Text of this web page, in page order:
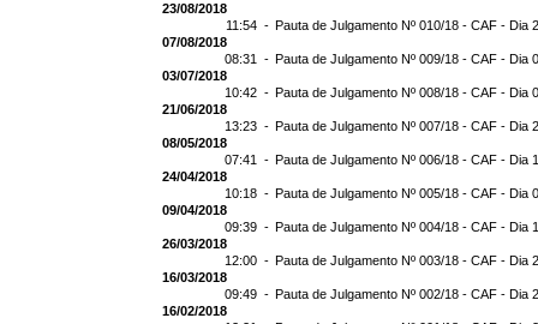
23/08/2018
11:54 - Pauta de Julgamento Nº 010/18 - CAF - Dia
07/08/2018
08:31 - Pauta de Julgamento Nº 009/18 - CAF - Dia
03/07/2018
10:42 - Pauta de Julgamento Nº 008/18 - CAF - Dia
21/06/2018
13:23 - Pauta de Julgamento Nº 007/18 - CAF - Dia
08/05/2018
07:41 - Pauta de Julgamento Nº 006/18 - CAF - Dia
24/04/2018
10:18 - Pauta de Julgamento Nº 005/18 - CAF - Dia
09/04/2018
09:39 - Pauta de Julgamento Nº 004/18 - CAF - Dia
26/03/2018
12:00 - Pauta de Julgamento Nº 003/18 - CAF - Dia
16/03/2018
09:49 - Pauta de Julgamento Nº 002/18 - CAF - Dia
16/02/2018